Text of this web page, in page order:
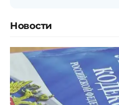
Новости